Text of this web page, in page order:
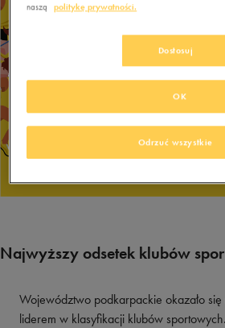
Najwyższy odsetek klubów
Województwo podkarpackie okazało
liderem w klasyfikacji klubów
naszą
politykę prywatności.
Dostosuj
Odrzuć wszystkie
OK